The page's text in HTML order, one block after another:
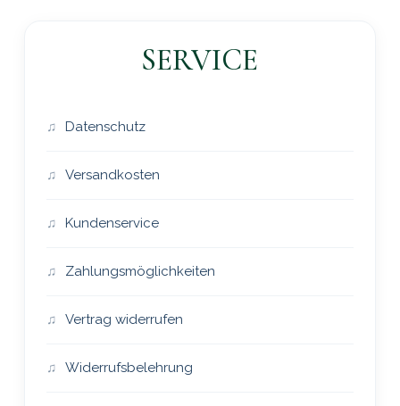
SERVICE
Datenschutz
Versandkosten
Kundenservice
Zahlungsmöglichkeiten
Vertrag widerrufen
Widerrufsbelehrung